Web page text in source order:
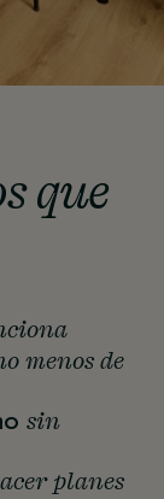
que
menos de
sin
planes